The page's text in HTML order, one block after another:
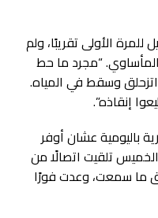
الأولى تقريبًا، ولم
“مجرد ما حط
وسقط في المياه.
إنقاذه”.
باليومية عشان أوفر
تلقيت اتصالًا من
ما سمعت، وعدت فورًا